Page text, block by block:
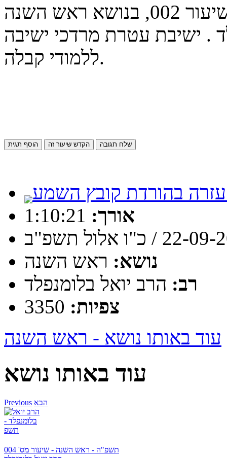
תשפ״ג - ראש השנה -שיעור 002, בנושא ראש השנה
. ישיבת עטרת מרדכי ישיבה
ללמודי קבלה.
הוסף תגית הקדש שיעור זה שלח תגובה
אורך:
/ כ"ו אלול תשפ"ב
נושא: ראש השנה
רב: הרב יואל בלומנפלד
צפיות: 3350
עוד באותו נושא - ראש השנה
עוד באותו נושא
Previous הבא
תשפ"ה - ראש השנה - שיעור מס' 004